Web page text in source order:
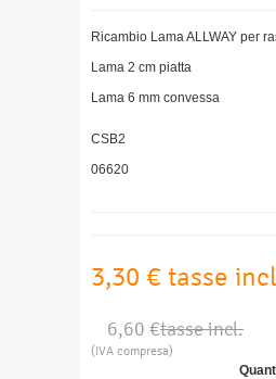
Ricambio Lama ALLWAY per
Lama 2 cm piatta
Lama 6 mm convessa
CSB2
06620
3,30 € tasse
6,60 €tasse incl.
(IVA compresa)